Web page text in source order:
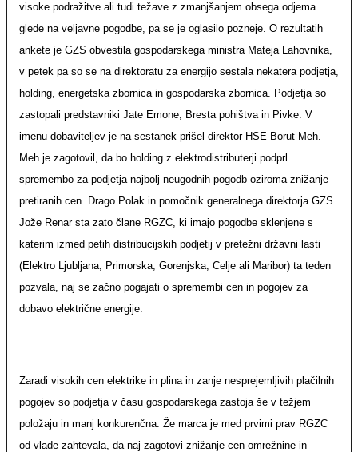
visoke podražitve ali tudi težave z zmanjšanjem obsega odjema
glede na veljavne pogodbe, pa se je oglasilo pozneje. O rezultatih
ankete je GZS obvestila gospodarskega ministra Mateja Lahovnika,
v petek pa so se na direktoratu za energijo sestala nekatera podjetja,
holding, energetska zbornica in gospodarska zbornica. Podjetja so
zastopali predstavniki Jate Emone, Bresta pohištva in Pivke. V
imenu dobaviteljev je na sestanek prišel direktor HSE Borut Meh.
Meh je zagotovil, da bo holding z elektrodistributerji podprl
spremembo za podjetja najbolj neugodnih pogodb oziroma znižanje
pretiranih cen. Drago Polak in pomočnik generalnega direktorja GZS
Jože Renar sta zato člane RGZC, ki imajo pogodbe sklenjene s
katerim izmed petih distribucijskih podjetij v pretežni državni lasti
(Elektro Ljubljana, Primorska, Gorenjska, Celje ali Maribor) ta teden
pozvala, naj se začno pogajati o spremembi cen in pogojev za
dobavo električne energije.
Zaradi visokih cen elektrike in plina in zanje nesprejemljivih plačilnih
pogojev so podjetja v času gospodarskega zastoja še v težjem
položaju in manj konkurenčna. Že marca je med prvimi prav RGZC
od vlade zahtevala, da naj zagotovi znižanje cen omrežnine in